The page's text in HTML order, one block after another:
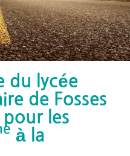
du lycée
de Fosses
les
à la